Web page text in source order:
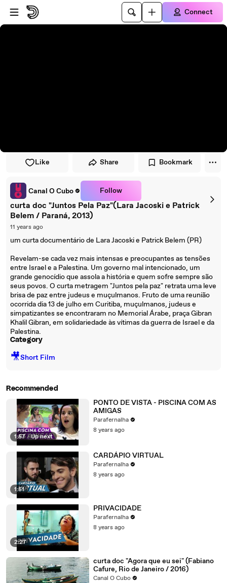
Skip to player
Skip to main content
Connect
Like Share Bookmark
Canal O Cubo Follow
curta doc "Juntos Pela Paz"(Lara Jacoski e Patrick
Belem / Paraná, 2013)
11 years ago
um curta documentário de Lara Jacoski e Patrick Belem (PR)
Revelam-se cada vez mais intensas e preocupantes as tensões
entre Israel e a Palestina. Um governo mal intencionado, um
grande genocídio que assola a história e quem sofre sempre são
seus povos. O curta metragem "Juntos pela paz" retrata uma leve
brisa de paz entre judeus e muçulmanos. Fruto de uma reunião
ocorrida dia 13 de julho em Curitiba, muçulmanos, judeus e
simpatizantes se encontraram no Memorial Árabe, praça Gibran
Khalil Gibran, em solidariedade às vítimas da guerra de Israel e da
Palestina.
Category
🎥Short Film
Recommended
1:57 | Up next
PONTO DE VISTA - PISCINA COM AS
AMIGAS
Parafernalha
8 years ago
1:51
CARDÁPIO VIRTUAL
Parafernalha
8 years ago
2:27
PRIVACIDADE
Parafernalha
8 years ago
curta doc "Agora que eu sei" (Fabiano
Cafure, Rio de Janeiro / 2016)
Canal O Cubo